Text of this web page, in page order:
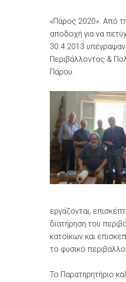
«Πάρος 2020». Από
αποδοχή για να
30.4.2013 υπέγραψαν
Περιβάλλοντος &
Πάρου.
εργάζονται,
διατήρηση του
κατοίκων και
το φυσικό
Το Παρατηρητήριο